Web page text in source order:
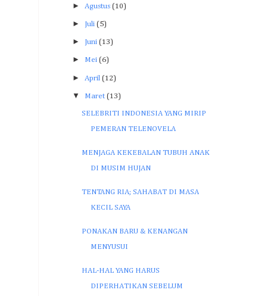
► Agustus (10)
► Juli (5)
► Juni (13)
► Mei (6)
► April (12)
▼ Maret (13)
SELEBRITI INDONESIA YANG MIRIP
PEMERAN TELENOVELA
MENJAGA KEKEBALAN TUBUH ANAK
DI MUSIM HUJAN
TENTANG RIA; SAHABAT DI MASA
KECIL SAYA
PONAKAN BARU & KENANGAN
MENYUSUI
HAL-HAL YANG HARUS
DIPERHATIKAN SEBELUM